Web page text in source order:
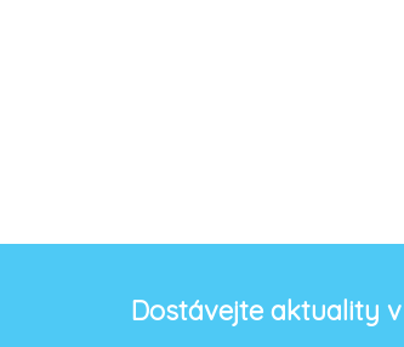
Dostávejte aktuality